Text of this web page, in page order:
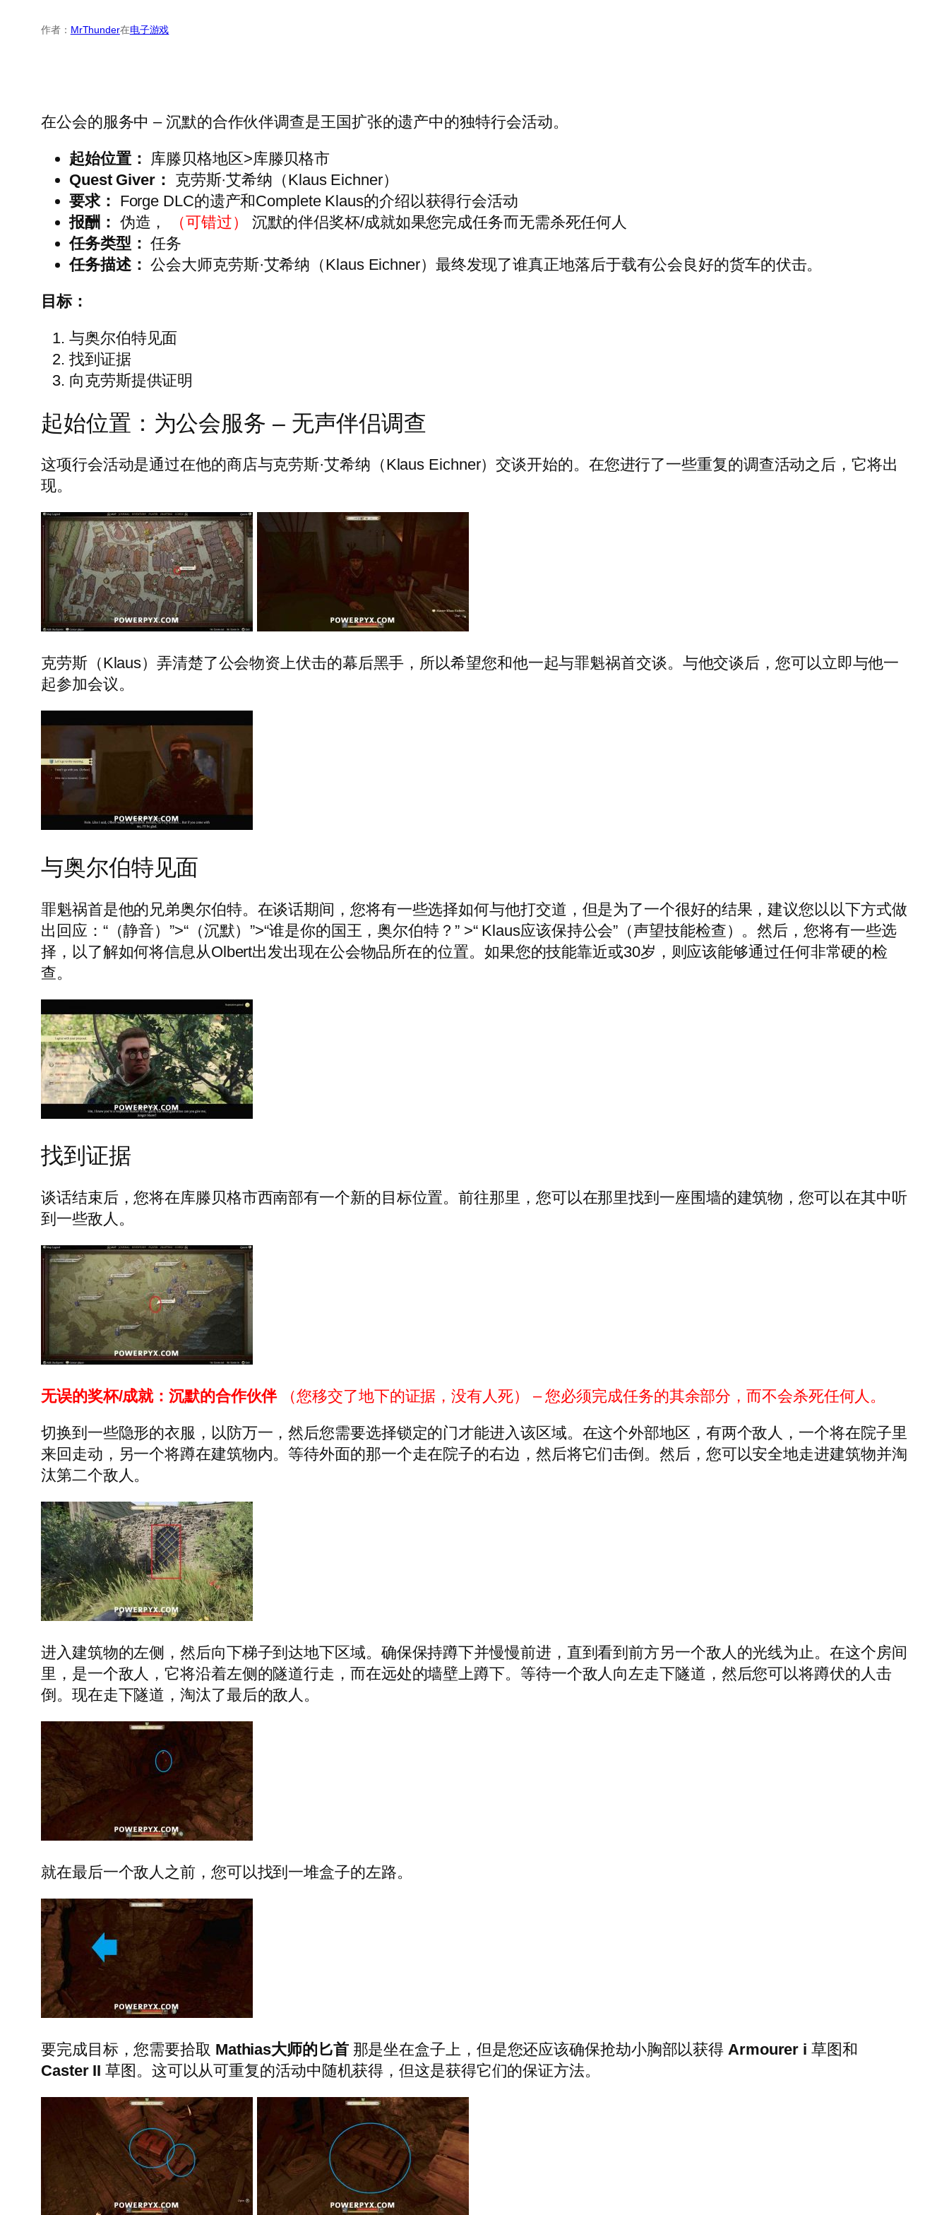
作者： MrThunder在电子游戏
在公会的服务中 – 沉默的合作伙伴调查是王国扩张的遗产中的独特行会活动。
起始位置： 库滕贝格地区>库滕贝格市
Quest Giver： 克劳斯·艾希纳（Klaus Eichner）
要求： Forge DLC的遗产和Complete Klaus的介绍以获得行会活动
报酬： 伪造， （可错过）
沉默的伴侣奖杯/成就如果您完成任务而无需杀死任何人
任务类型： 任务
任务描述： 公会大师克劳斯·艾希纳（Klaus Eichner）最终发现了谁真正地落后于载有公会良好的货车的伏击。
目标：
与奥尔伯特见面
找到证据
向克劳斯提供证明
起始位置：为公会服务 – 无声伴侣调查
这项行会活动是通过在他的商店与克劳斯·艾希纳（Klaus Eichner）交谈开始的。在您进行了一些重复的调查活动之后，它将出
现。
克劳斯（Klaus）弄清楚了公会物资上伏击的幕后黑手，所以希望您和他一起与罪魁祸首交谈。与他交谈后，您可以立即与他一
起参加会议。
与奥尔伯特见面
罪魁祸首是他的兄弟奥尔伯特。在谈话期间，您将有一些选择如何与他打交道，但是为了一个很好的结果，建议您以以下方式做
出回应：“（静音）”>“（沉默）”>“谁是你的国王，奥尔伯特？” >“ Klaus应该保持公会”（声望技能检查）。然后，您将有一些选
择，以了解如何将信息从Olbert出发出现在公会物品所在的位置。如果您的技能靠近或30岁，则应该能够通过任何非常硬的检
查。
找到证据
谈话结束后，您将在库滕贝格市西南部有一个新的目标位置。前往那里，您可以在那里找到一座围墙的建筑物，您可以在其中听
到一些敌人。
无误的奖杯/成就：沉默的合作伙伴（您移交了地下的证据，没有人死） – 您必须完成任务的其余部分，而不会杀死任何人。
切换到一些隐形的衣服，以防万一，然后您需要选择锁定的门才能进入该区域。在这个外部地区，有两个敌人，一个将在院子里
来回走动，另一个将蹲在建筑物内。等待外面的那一个走在院子的右边，然后将它们击倒。然后，您可以安全地走进建筑物并淘
汰第二个敌人。
进入建筑物的左侧，然后向下梯子到达地下区域。确保保持蹲下并慢慢前进，直到看到前方另一个敌人的光线为止。在这个房间
里，是一个敌人，它将沿着左侧的隧道行走，而在远处的墙壁上蹲下。等待一个敌人向左走下隧道，然后您可以将蹲伏的人击
倒。现在走下隧道，淘汰了最后的敌人。
就在最后一个敌人之前，您可以找到一堆盒子的左路。
要完成目标，您需要拾取 Mathias大师的匕首那是坐在盒子上，但是您还应该确保抢劫小胸部以获得 Armourer i 草图和
Caster II 草图。这可以从可重复的活动中随机获得，但这是获得它们的保证方法。